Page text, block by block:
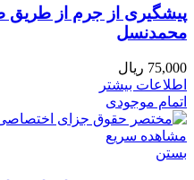
پیشگیری از جرم از طریق
محمدنسل
75,000 ریال
اطلاعات بیشتر
اتمام موجودی
مشاهده سریع
بستن